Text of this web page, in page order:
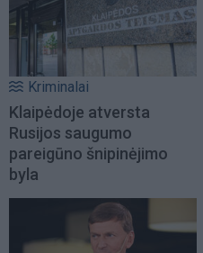
Kriminalai
Klaipėdoje atversta
Rusijos saugumo
pareigūno šnipinėjimo
byla